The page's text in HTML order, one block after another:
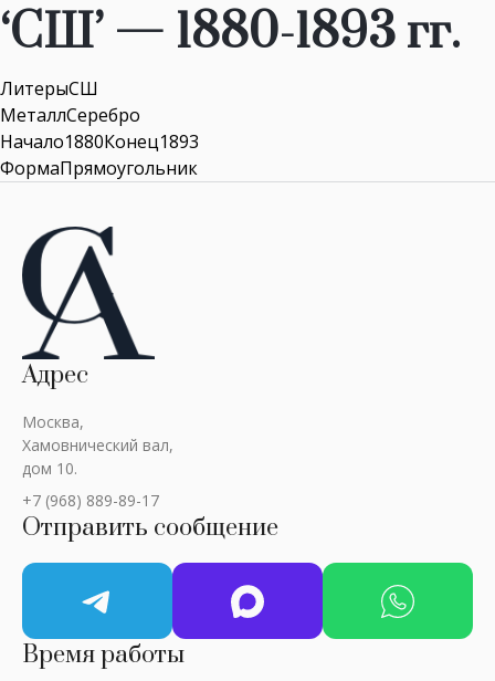
‘СШ’ — 1880-1893 гг.
ЛитерыСШ
МеталлСеребро
Начало1880Конец1893
ФормаПрямоугольник
Адрес
Москва,
Хамовнический вал,
дом 10.
+7 (968) 889-89-17
Отправить сообщение
Время работы